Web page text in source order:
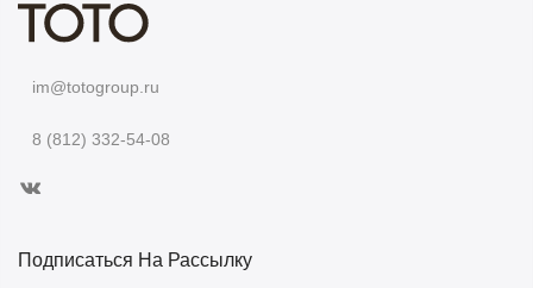
im@totogroup.ru
8 (812) 332-54-08
Подписаться На Рассылку